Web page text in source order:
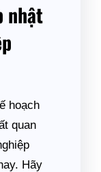
nhật
hoạch
quan
Hãy